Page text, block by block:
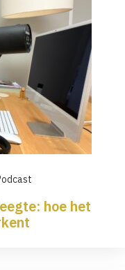
hoe het